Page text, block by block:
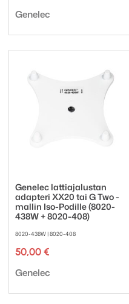
Tuotemerkki:
Genelec
Genelec lattiajalustan
adapteri XX20 tai G Two -
mallin Iso-Podille (8020-
438W + 8020-408)
8020-438W | 8020-408
50,00 €
Tuotemerkki:
Genelec